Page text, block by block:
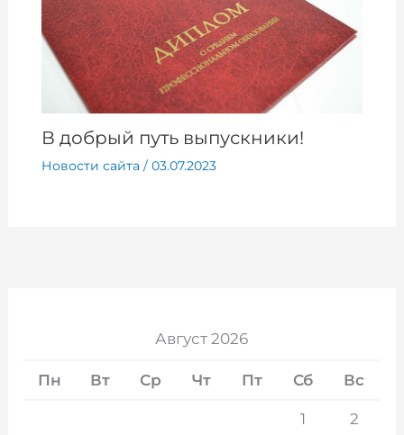
В добрый путь выпускники!
Новости сайта / 03.07.2023
Август 2026
Пн Вт Ср Чт Пт Сб Вс
1
2